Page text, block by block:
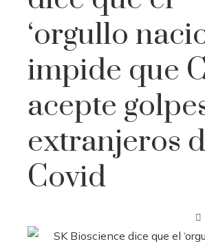
‘orgullo
impide que
acepte
extranjeros
Covid